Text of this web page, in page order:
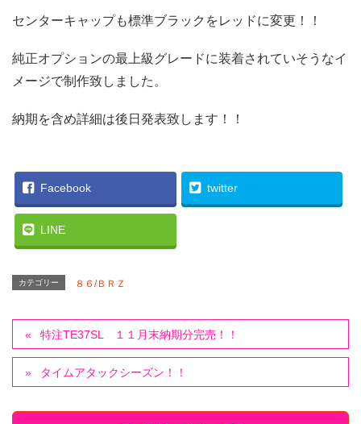
センターキャップも標準ブラックをレッドに変更！！
純正オプションの最上級グレードに装着されていそうなイ
メージで制作致しました。
納期を含め詳細は後日発表致します！！
Facebook twitter
LINE
カテゴリー ８６/ＢＲＺ
特注TE37SL １１月末納期分完売！！
タイムアタックシーズン！！